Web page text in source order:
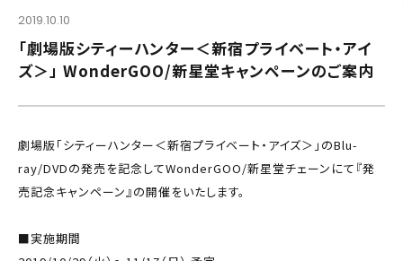
2019.10.10
「劇場版シティーハンター＜新宿プライベート・アイ
ズ＞」 WonderGOO/新星堂キャンペーンのご案内
劇場版「シティーハンター＜新宿プライベート・アイズ＞」のBlu-
ray/DVDの発売を記念してWonderGOO/新星堂チェーンにて『発
売記念キャンペーン』の開催をいたします。
■実施期間